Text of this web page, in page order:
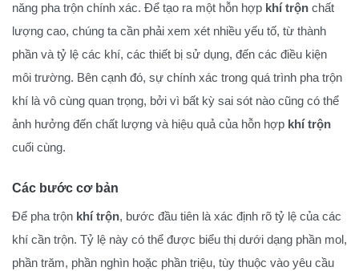
năng pha trộn chính xác. Để tạo ra một hỗn hợp khí trộn chất
lượng cao, chúng ta cần phải xem xét nhiều yếu tố, từ thành
phần và tỷ lệ các khí, các thiết bị sử dụng, đến các điều kiện
môi trường. Bên cạnh đó, sự chính xác trong quá trình pha trộn
khí là vô cùng quan trọng, bởi vì bất kỳ sai sót nào cũng có thể
ảnh hưởng đến chất lượng và hiệu quả của hỗn hợp khí trộn
cuối cùng.
Các bước cơ bản
Để pha trộn khí trộn, bước đầu tiên là xác định rõ tỷ lệ của các
khí cần trộn. Tỷ lệ này có thể được biểu thị dưới dạng phần mol,
phần trăm, phần nghìn hoặc phần triệu, tùy thuộc vào yêu cầu